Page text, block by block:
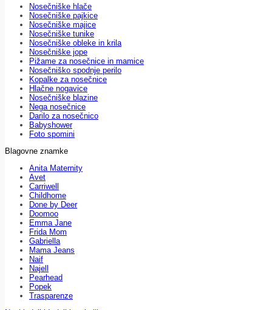
Nosečniške hlače
Nosečniške pajkice
Nosečniške majice
Nosečniške tunike
Nosečniške obleke in krila
Nosečniške jope
Pižame za nosečnice in mamice
Nosečniško spodnje perilo
Kopalke za nosečnice
Hlačne nogavice
Nosečniške blazine
Nega nosečnice
Darilo za nosečnico
Babyshower
Foto spomini
Blagovne znamke
Anita Maternity
Avet
Carriwell
Childhome
Done by Deer
Doomoo
Emma Jane
Frida Mom
Gabriella
Mama Jeans
Naif
Najell
Pearhead
Popek
Trasparenze